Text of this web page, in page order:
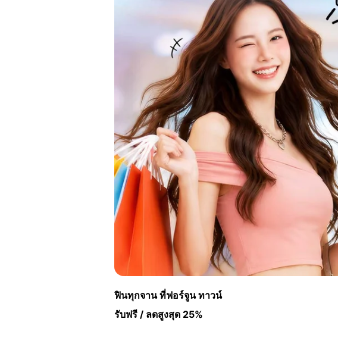
ฟินทุกจาน ที่ฟอร์จูน ทาวน์
รับฟรี / ลดสูงสุด 25%